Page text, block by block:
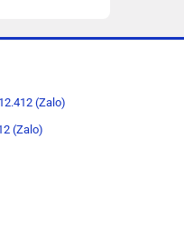
(Zalo)
(Zalo)